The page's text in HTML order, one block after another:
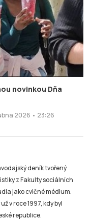
novinkou Dňa
2026 • 23:26
deník tvořený
z Fakulty sociálních
jako cvičné médium.
v roce 1997, kdy byl
republice.